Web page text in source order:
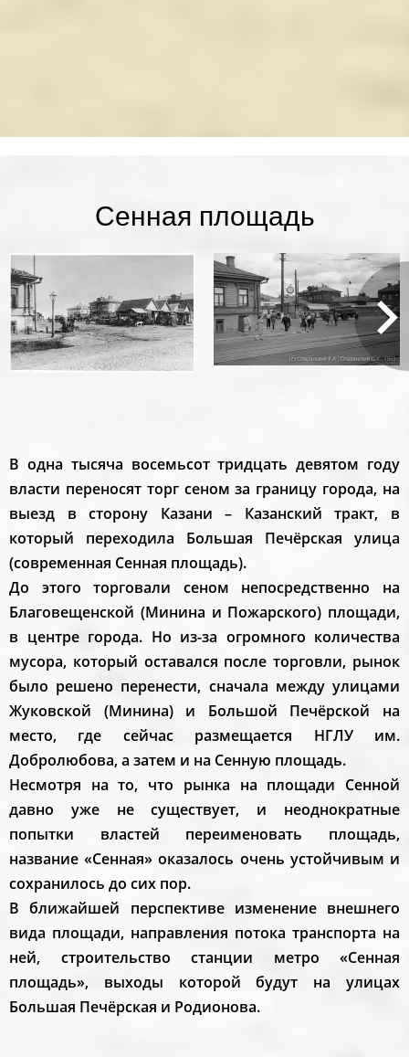
Сенная площадь
В одна тысяча восемьсот тридцать девятом году
власти переносят торг сеном за границу города, на
выезд в сторону Казани – Казанский тракт, в
который переходила Большая Печёрская улица
(современная Сенная площадь).
До этого торговали сеном непосредственно на
Благовещенской (Минина и Пожарского) площади,
в центре города. Но из-за огромного количества
мусора, который оставался после торговли, рынок
было решено перенести, сначала между улицами
Жуковской (Минина) и Большой Печёрской на
место, где сейчас размещается НГЛУ им.
Добролюбова, а затем и на Сенную площадь.
Несмотря на то, что рынка на площади Сенной
давно уже не существует, и неоднократные
попытки властей переименовать площадь,
название «Сенная» оказалось очень устойчивым и
сохранилось до сих пор.
В ближайшей перспективе изменение внешнего
вида площади, направления потока транспорта на
ней, строительство станции метро «Сенная
площадь», выходы которой будут на улицах
Большая Печёрская и Родионова.